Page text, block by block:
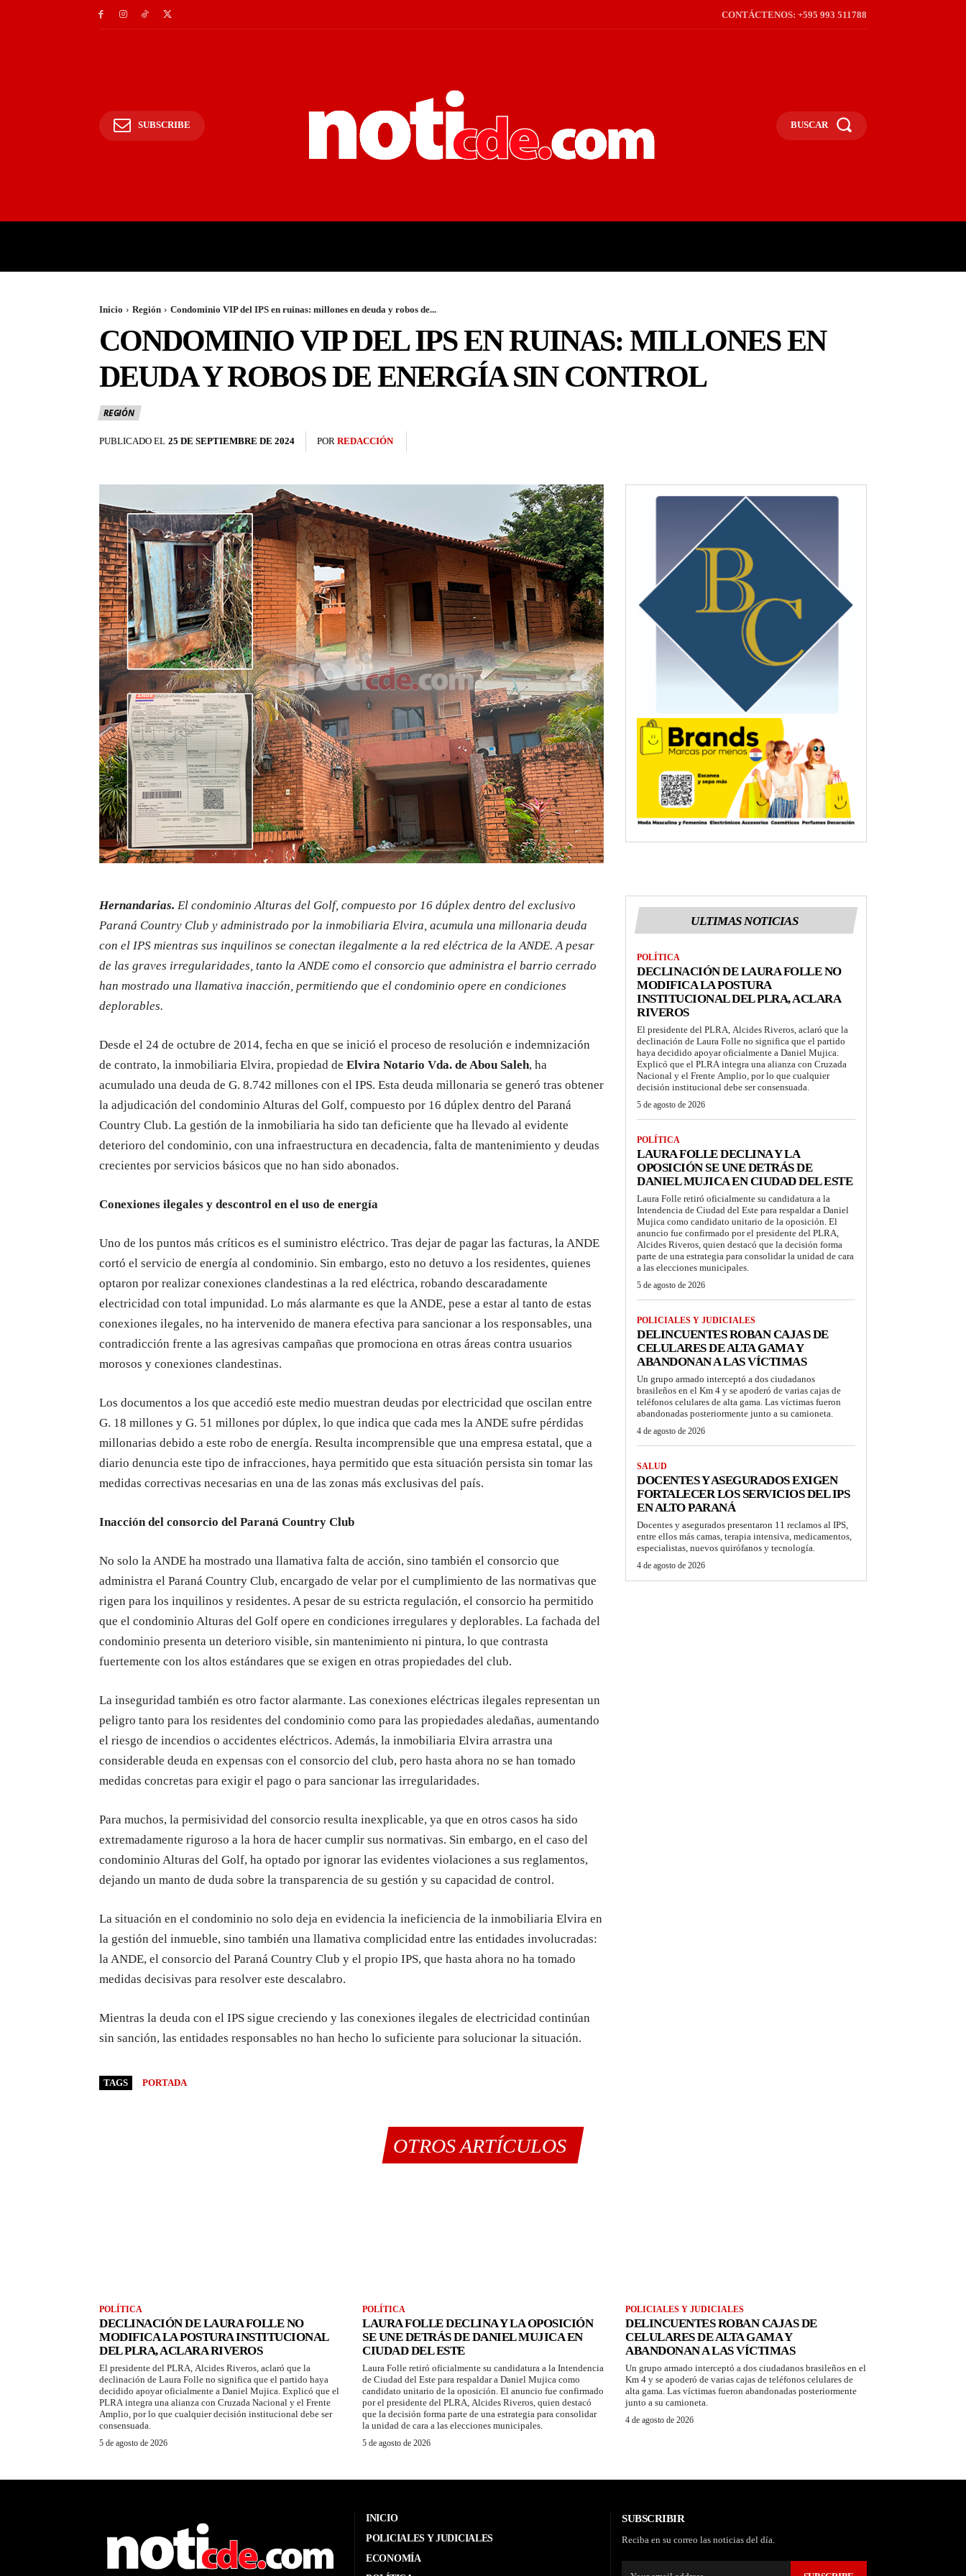
CONTÁCTENOS: +595 993 511788
SUBSCRIBE BUSCAR
Inicio Región Condominio VIP del IPS en ruinas: millones en deuda y robos de...
CONDOMINIO VIP DEL IPS EN RUINAS: MILLONES EN
DEUDA Y ROBOS DE ENERGÍA SIN CONTROL
REGIÓN
PUBLICADO EL 25 DE SEPTIEMBRE DE 2024 POR REDACCIÓN
Hernandarias. El condominio Alturas del Golf, compuesto por 16 dúplex dentro del exclusivo
Paraná Country Club y administrado por la inmobiliaria Elvira, acumula una millonaria deuda
con el IPS mientras sus inquilinos se conectan ilegalmente a la red eléctrica de la ANDE. A pesar
de las graves irregularidades, tanto la ANDE como el consorcio que administra el barrio cerrado
han mostrado una llamativa inacción, permitiendo que el condominio opere en condiciones
deplorables.
Desde el 24 de octubre de 2014, fecha en que se inició el proceso de resolución e indemnización
de contrato, la inmobiliaria Elvira, propiedad de Elvira Notario Vda. de Abou Saleh, ha
acumulado una deuda de G. 8.742 millones con el IPS. Esta deuda millonaria se generó tras obtener
la adjudicación del condominio Alturas del Golf, compuesto por 16 dúplex dentro del Paraná
Country Club. La gestión de la inmobiliaria ha sido tan deficiente que ha llevado al evidente
deterioro del condominio, con una infraestructura en decadencia, falta de mantenimiento y deudas
crecientes por servicios básicos que no han sido abonados.
Conexiones ilegales y descontrol en el uso de energía
Uno de los puntos más críticos es el suministro eléctrico. Tras dejar de pagar las facturas, la ANDE
cortó el servicio de energía al condominio. Sin embargo, esto no detuvo a los residentes, quienes
optaron por realizar conexiones clandestinas a la red eléctrica, robando descaradamente
electricidad con total impunidad. Lo más alarmante es que la ANDE, pese a estar al tanto de estas
conexiones ilegales, no ha intervenido de manera efectiva para sancionar a los responsables, una
contradicción frente a las agresivas campañas que promociona en otras áreas contra usuarios
morosos y conexiones clandestinas.
Los documentos a los que accedió este medio muestran deudas por electricidad que oscilan entre
G. 18 millones y G. 51 millones por dúplex, lo que indica que cada mes la ANDE sufre pérdidas
millonarias debido a este robo de energía. Resulta incomprensible que una empresa estatal, que a
diario denuncia este tipo de infracciones, haya permitido que esta situación persista sin tomar las
medidas correctivas necesarias en una de las zonas más exclusivas del país.
Inacción del consorcio del Paraná Country Club
No solo la ANDE ha mostrado una llamativa falta de acción, sino también el consorcio que
administra el Paraná Country Club, encargado de velar por el cumplimiento de las normativas que
rigen para los inquilinos y residentes. A pesar de su estricta regulación, el consorcio ha permitido
que el condominio Alturas del Golf opere en condiciones irregulares y deplorables. La fachada del
condominio presenta un deterioro visible, sin mantenimiento ni pintura, lo que contrasta
fuertemente con los altos estándares que se exigen en otras propiedades del club.
La inseguridad también es otro factor alarmante. Las conexiones eléctricas ilegales representan un
peligro tanto para los residentes del condominio como para las propiedades aledañas, aumentando
el riesgo de incendios o accidentes eléctricos. Además, la inmobiliaria Elvira arrastra una
considerable deuda en expensas con el consorcio del club, pero hasta ahora no se han tomado
medidas concretas para exigir el pago o para sancionar las irregularidades.
Para muchos, la permisividad del consorcio resulta inexplicable, ya que en otros casos ha sido
extremadamente riguroso a la hora de hacer cumplir sus normativas. Sin embargo, en el caso del
condominio Alturas del Golf, ha optado por ignorar las evidentes violaciones a sus reglamentos,
dejando un manto de duda sobre la transparencia de su gestión y su capacidad de control.
La situación en el condominio no solo deja en evidencia la ineficiencia de la inmobiliaria Elvira en
la gestión del inmueble, sino también una llamativa complicidad entre las entidades involucradas:
la ANDE, el consorcio del Paraná Country Club y el propio IPS, que hasta ahora no ha tomado
medidas decisivas para resolver este descalabro.
Mientras la deuda con el IPS sigue creciendo y las conexiones ilegales de electricidad continúan
sin sanción, las entidades responsables no han hecho lo suficiente para solucionar la situación.
TAGS PORTADA
ULTIMAS NOTICIAS
POLÍTICA
DECLINACIÓN DE LAURA FOLLE NO
MODIFICA LA POSTURA
INSTITUCIONAL DEL PLRA, ACLARA
RIVEROS
El presidente del PLRA, Alcides Riveros, aclaró que la
declinación de Laura Folle no significa que el partido
haya decidido apoyar oficialmente a Daniel Mujica.
Explicó que el PLRA integra una alianza con Cruzada
Nacional y el Frente Amplio, por lo que cualquier
decisión institucional debe ser consensuada.
5 de agosto de 2026
POLÍTICA
LAURA FOLLE DECLINA Y LA
OPOSICIÓN SE UNE DETRÁS DE
DANIEL MUJICA EN CIUDAD DEL ESTE
Laura Folle retiró oficialmente su candidatura a la
Intendencia de Ciudad del Este para respaldar a Daniel
Mujica como candidato unitario de la oposición. El
anuncio fue confirmado por el presidente del PLRA,
Alcides Riveros, quien destacó que la decisión forma
parte de una estrategia para consolidar la unidad de cara
a las elecciones municipales.
5 de agosto de 2026
POLICIALES Y JUDICIALES
DELINCUENTES ROBAN CAJAS DE
CELULARES DE ALTA GAMA Y
ABANDONAN A LAS VÍCTIMAS
Un grupo armado interceptó a dos ciudadanos
brasileños en el Km 4 y se apoderó de varias cajas de
teléfonos celulares de alta gama. Las víctimas fueron
abandonadas posteriormente junto a su camioneta.
4 de agosto de 2026
SALUD
DOCENTES Y ASEGURADOS EXIGEN
FORTALECER LOS SERVICIOS DEL IPS
EN ALTO PARANÁ
Docentes y asegurados presentaron 11 reclamos al IPS,
entre ellos más camas, terapia intensiva, medicamentos,
especialistas, nuevos quirófanos y tecnología.
4 de agosto de 2026
OTROS ARTÍCULOS
POLÍTICA
DECLINACIÓN DE LAURA FOLLE NO
MODIFICA LA POSTURA INSTITUCIONAL
DEL PLRA, ACLARA RIVEROS
El presidente del PLRA, Alcides Riveros, aclaró que la
declinación de Laura Folle no significa que el partido haya
decidido apoyar oficialmente a Daniel Mujica. Explicó que el
PLRA integra una alianza con Cruzada Nacional y el Frente
Amplio, por lo que cualquier decisión institucional debe ser
consensuada.
5 de agosto de 2026
POLÍTICA
LAURA FOLLE DECLINA Y LA OPOSICIÓN
SE UNE DETRÁS DE DANIEL MUJICA EN
CIUDAD DEL ESTE
Laura Folle retiró oficialmente su candidatura a la Intendencia
de Ciudad del Este para respaldar a Daniel Mujica como
candidato unitario de la oposición. El anuncio fue confirmado
por el presidente del PLRA, Alcides Riveros, quien destacó
que la decisión forma parte de una estrategia para consolidar
la unidad de cara a las elecciones municipales.
5 de agosto de 2026
POLICIALES Y JUDICIALES
DELINCUENTES ROBAN CAJAS DE
CELULARES DE ALTA GAMA Y
ABANDONAN A LAS VÍCTIMAS
Un grupo armado interceptó a dos ciudadanos brasileños en el
Km 4 y se apoderó de varias cajas de teléfonos celulares de
alta gama. Las víctimas fueron abandonadas posteriormente
junto a su camioneta.
4 de agosto de 2026
INICIO
POLICIALES Y JUDICIALES
ECONOMÍA
SUBSCRIBIR
Reciba en su correo las noticias del día.